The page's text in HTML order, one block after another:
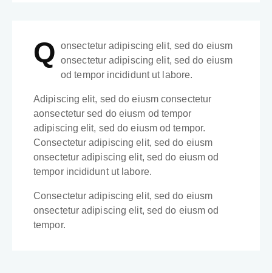
Q onsectetur adipiscing elit, sed do eiusm
onsectetur adipiscing elit, sed do eiusm
od tempor incididunt ut labore.
Adipiscing elit, sed do eiusm consectetur
aonsectetur sed do eiusm od tempor
adipiscing elit, sed do eiusm od tempor.
Consectetur adipiscing elit, sed do eiusm
onsectetur adipiscing elit, sed do eiusm od
tempor incididunt ut labore.
Consectetur adipiscing elit, sed do eiusm
onsectetur adipiscing elit, sed do eiusm od
tempor.